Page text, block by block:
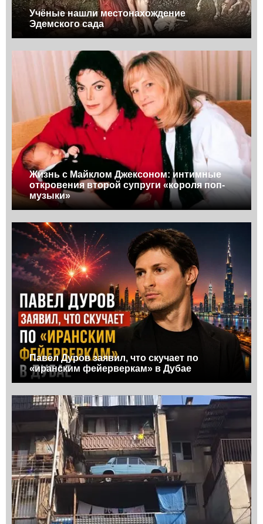
Учёные нашли местонахождение
Эдемского сада
Жизнь с Майклом Джексоном: интимные
откровения второй супруги «короля поп-
музыки»
Павел Дуров заявил, что скучает по
«иранским фейерверкам» в Дубае